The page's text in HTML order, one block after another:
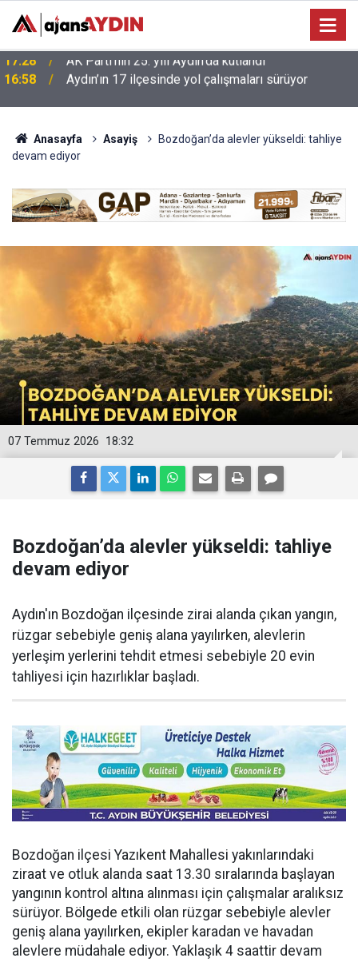
16:58 Aydın’ın 17 ilçesinde yol çalışmaları sürüyor
Anasayfa Asayiş
Bozdoğan’da alevler yükseldi: tahliye
devam ediyor
18:32
07 Temmuz 2026
Bozdoğan’da alevler yükseldi: tahliye
devam ediyor
Aydın'ın Bozdoğan ilçesinde zirai alanda çıkan yangın,
rüzgar sebebiyle geniş alana yayılırken, alevlerin
yerleşim yerlerini tehdit etmesi sebebiyle 20 evin
tahliyesi için hazırlıklar başladı.
Bozdoğan ilçesi Yazıkent Mahallesi yakınlarındaki
ziraat ve otluk alanda saat 13.30 sıralarında başlayan
yangının kontrol altına alınması için çalışmalar aralıksız
sürüyor. Bölgede etkili olan rüzgar sebebiyle alevler
geniş alana yayılırken, ekipler karadan ve havadan
alevlere müdahale ediyor. Yaklaşık 4 saattir devam